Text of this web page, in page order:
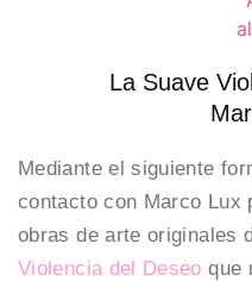
La Suave
Mediante el siguiente
contacto con Marco Lux
obras de arte originales
Violencia del Deseo que